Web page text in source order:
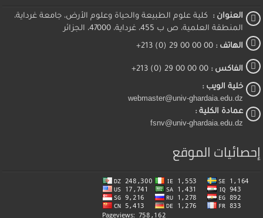
العنوان : كلية علوم الطبيعة والحياة وعلوم الأرض، جامعة غرداية،
المنطقة العلمية، ص ب 455، غرداية، 47000، الجزائر
الهاتف : 00 00 00 29 (0) 213+
الفاكس : 00 00 00 29 (0) 213+
خلية الويب :
webmaster@univ-ghardaia.edu.dz
عمادة الكلية :
fsnv@univ-ghardaia.edu.dz
إحصائيات الموقع